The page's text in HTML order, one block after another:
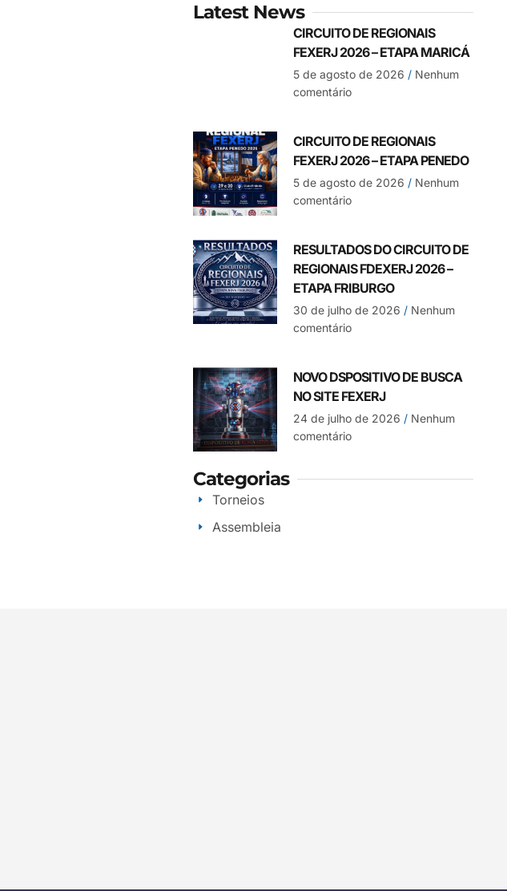
Latest News
CIRCUITO DE REGIONAIS
FEXERJ 2026 – ETAPA MARICÁ
5 de agosto de 2026 Nenhum
comentário
CIRCUITO DE REGIONAIS
FEXERJ 2026 – ETAPA PENEDO
5 de agosto de 2026 Nenhum
comentário
RESULTADOS DO CIRCUITO DE
REGIONAIS FDEXERJ 2026 –
ETAPA FRIBURGO
30 de julho de 2026 Nenhum
comentário
NOVO DSPOSITIVO DE BUSCA
NO SITE FEXERJ
24 de julho de 2026 Nenhum
comentário
Categorias
Torneios
Assembleia